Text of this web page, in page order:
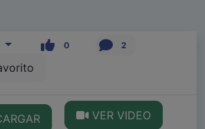
0 2
VER VIDEO